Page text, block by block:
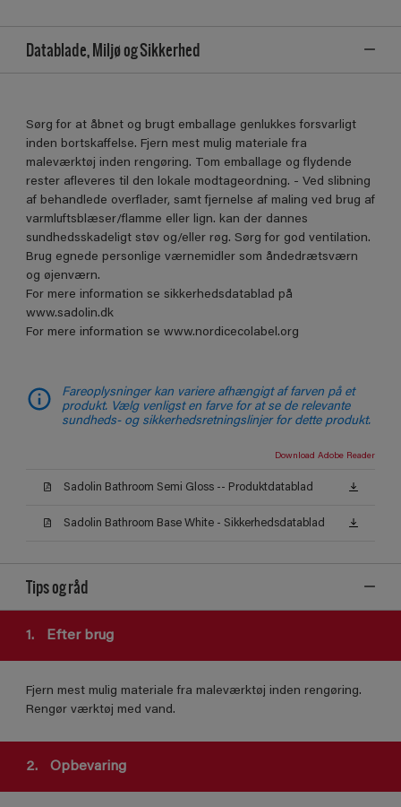
Datablade, Miljø og Sikkerhed
Sørg for at åbnet og brugt emballage genlukkes forsvarligt
inden bortskaffelse. Fjern mest mulig materiale fra
maleværktøj inden rengøring. Tom emballage og flydende
rester afleveres til den lokale modtageordning. - Ved slibning
af behandlede overflader, samt fjernelse af maling ved brug af
varmluftsblæser/flamme eller lign. kan der dannes
sundhedsskadeligt støv og/eller røg. Sørg for god ventilation.
Brug egnede personlige værnemidler som åndedrætsværn
og øjenværn.
For mere information se sikkerhedsdatablad på
www.sadolin.dk
For mere information se www.nordicecolabel.org
Fareoplysninger kan variere afhængigt af farven på et
produkt. Vælg venligst en farve for at se de relevante
sundheds- og sikkerhedsretningslinjer for dette produkt.
Download Adobe Reader
Sadolin Bathroom Semi Gloss -- Produktdatablad
Sadolin Bathroom Base White - Sikkerhedsdatablad
Tips og råd
1. Efter brug
Fjern mest mulig materiale fra maleværktøj inden rengøring.
Rengør værktøj med vand.
2. Opbevaring